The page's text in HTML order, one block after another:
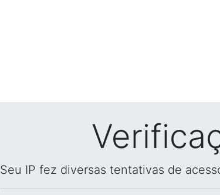
Seu IP fez diversas tentativas de